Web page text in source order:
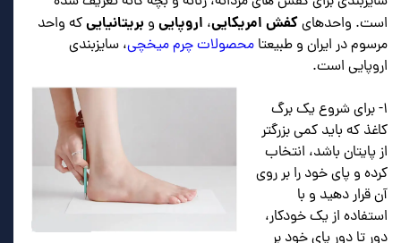
است. واحدهایکفش امریکایی، اروپایی و بریتانیاییکه واحد
مرسوم در ایران و طبیعتا محصولات چرم میخچی، سایزبندی
اروپایی است.
۱- برای شروع یک برگ
کاغذ که باید کمی بزرگتر
از پایتان باشد، انتخاب
کرده و پای خود را بر روی
آن قرار دهید و با
استفاده از یک خودکار،